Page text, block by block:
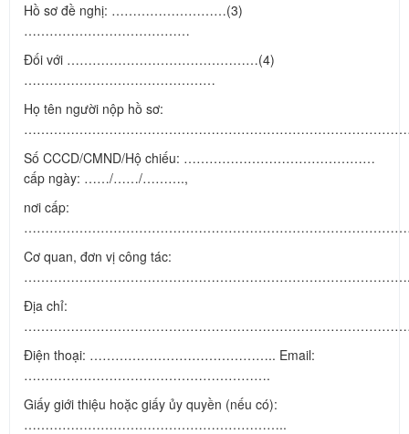
Hồ sơ đề nghị: ………………………(3)
…………………………………
Đối với ………………………………………(4)
………………………………………
Họ tên người nộp hồ sơ:
Số CCCD/CMND/Hộ chiếu: ………………………………………
cấp ngày: ……/……/……….,
nơi cấp:
Cơ quan, đơn vị công tác:
Địa chỉ:
Điện thoại: …………………………………….. Email:
………………………………………………….
Giấy giới thiệu hoặc giấy ủy quyền (nếu có):
……………………………………………………..